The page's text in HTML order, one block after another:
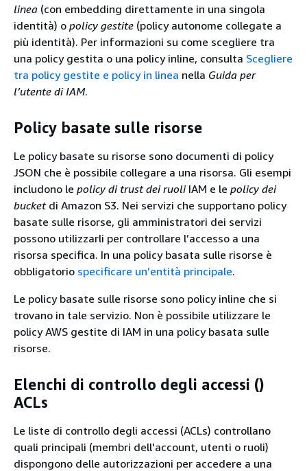
linea (con embedding direttamente in una singola
identità) o policy gestite (policy autonome collegate a
più identità). Per informazioni su come scegliere tra
una policy gestita o una policy inline, consulta Scegliere
tra policy gestite e policy in linea nella Guida per
l’utente di IAM.
Policy basate sulle risorse
Le policy basate su risorse sono documenti di policy
JSON che è possibile collegare a una risorsa. Gli esempi
includono le policy di trust dei ruoliIAM e le policy dei
bucketdi Amazon S3. Nei servizi che supportano policy
basate sulle risorse, gli amministratori dei servizi
possono utilizzarli per controllare l’accesso a una
risorsa specifica. In una policy basata sulle risorse è
obbligatorio specificare un’entità principale.
Le policy basate sulle risorse sono policy inline che si
trovano in tale servizio. Non è possibile utilizzare le
policy AWS gestite di IAM in una policy basata sulle
risorse.
Elenchi di controllo degli accessi ()
ACLs
Le liste di controllo degli accessi (ACLs) controllano
quali principali (membri dell'account, utenti o ruoli)
dispongono delle autorizzazioni per accedere a una